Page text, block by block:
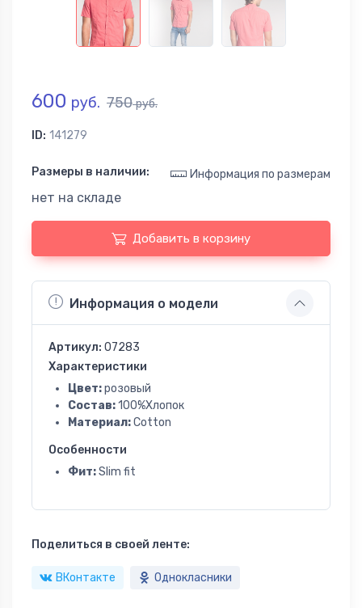
600 руб. 750руб.
ID: 141279
Размеры в наличии: Информация по размерам
нет на складе
Добавить в корзину
Информация о модели
Артикул: 07283
Характеристики
Цвет:розовый
Состав:100%Хлопок
Материал:Cotton
Особенности
Фит:Slim fit
Поделиться в своей ленте:
ВКонтакте Однокласники